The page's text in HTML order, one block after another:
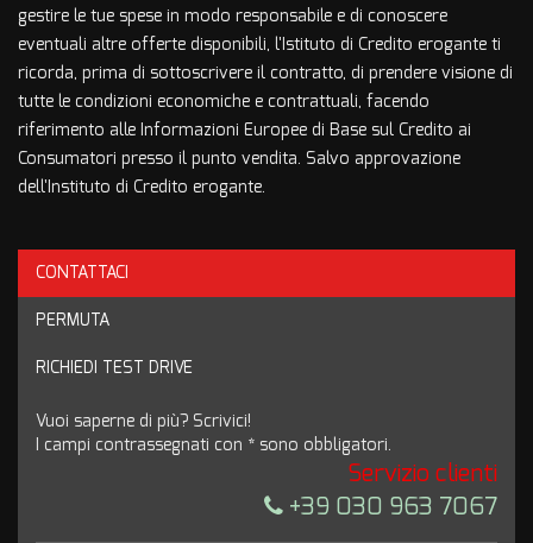
Ho letto e accettol'informativa privacy*
Acconsento al trattamento dei miei dati per finalità di
Invia la tua richiesta
gestire le tue spese in modo responsabile e di conoscere
eventuali altre offerte disponibili, l'Istituto di Credito erogante ti
ricorda, prima di sottoscrivere il contratto, di prendere visione di
tutte le condizioni economiche e contrattuali, facendo
riferimento alle Informazioni Europee di Base sul Credito ai
Consumatori presso il punto vendita. Salvo approvazione
dell'Instituto di Credito erogante.
CONTATTACI
PERMUTA
RICHIEDI TEST DRIVE
Vuoi saperne di più? Scrivici!
I campi contrassegnati con * sono obbligatori.
Servizio clienti
+39 030 963 7067